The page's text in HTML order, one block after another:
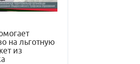
на льготную
из